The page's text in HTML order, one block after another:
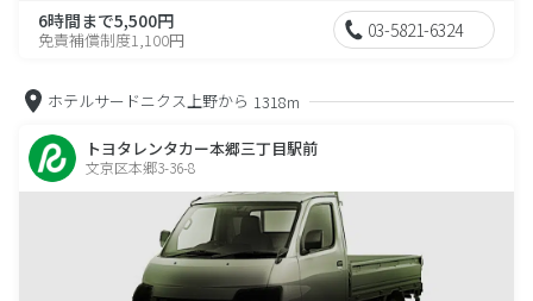
6時間まで5,500円
免責補償制度1,100円 03-5821-6324
ホテルサードニクス上野から 1318m
トヨタレンタカー本郷三丁目駅前
文京区本郷3-36-8